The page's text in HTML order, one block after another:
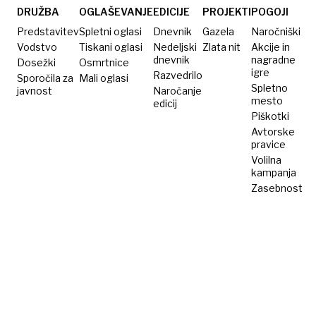
na
obisku v
Sloveniji
DRUŽBA
Predstavitev
Vodstvo
Dosežki
Sporočila za
javnost
OGLAŠEVANJE
Spletni oglasi
Tiskani oglasi
Osmrtnice
Mali oglasi
EDICIJE
Dnevnik
Nedeljski
dnevnik
Razvedrilo
Naročanje
edicij
PROJEKTI
Gazela
Zlata nit
POGOJI
Naročniški
Akcije in
nagradne
igre
Spletno
mesto
Piškotki
Avtorske
pravice
Volilna
kampanja
Zasebnost